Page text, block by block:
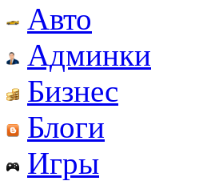
Авто
Админки
Бизнес
Блоги
Игры